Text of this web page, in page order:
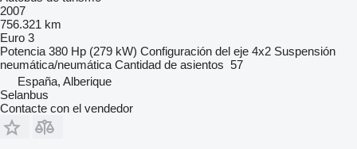
2007
756.321 km
Euro 3
Potencia 380 Hp (279 kW) Configuración del eje 4x2 Suspensión
neumática/neumática Cantidad de asientos 57
España, Alberique
Selanbus
Contacte con el vendedor